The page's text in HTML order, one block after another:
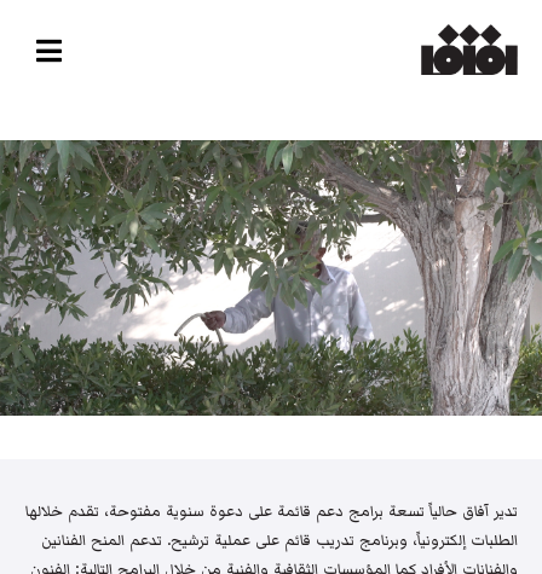
تدير آفاق حالياً تسعة برامج دعم قائمة على دعوة سنوية مفتوحة، تقدم خلالها
الطلبات إلكترونياً، وبرنامج تدريب قائم على عملية ترشيح. تدعم المنح الفنانين
والفنانات الأفراد كما المؤسسات الثقافية والفنية من خلال البرامج التالية: الفنون